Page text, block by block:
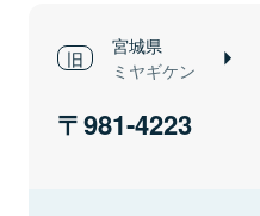
宮城県
ミヤギケン
981-4223